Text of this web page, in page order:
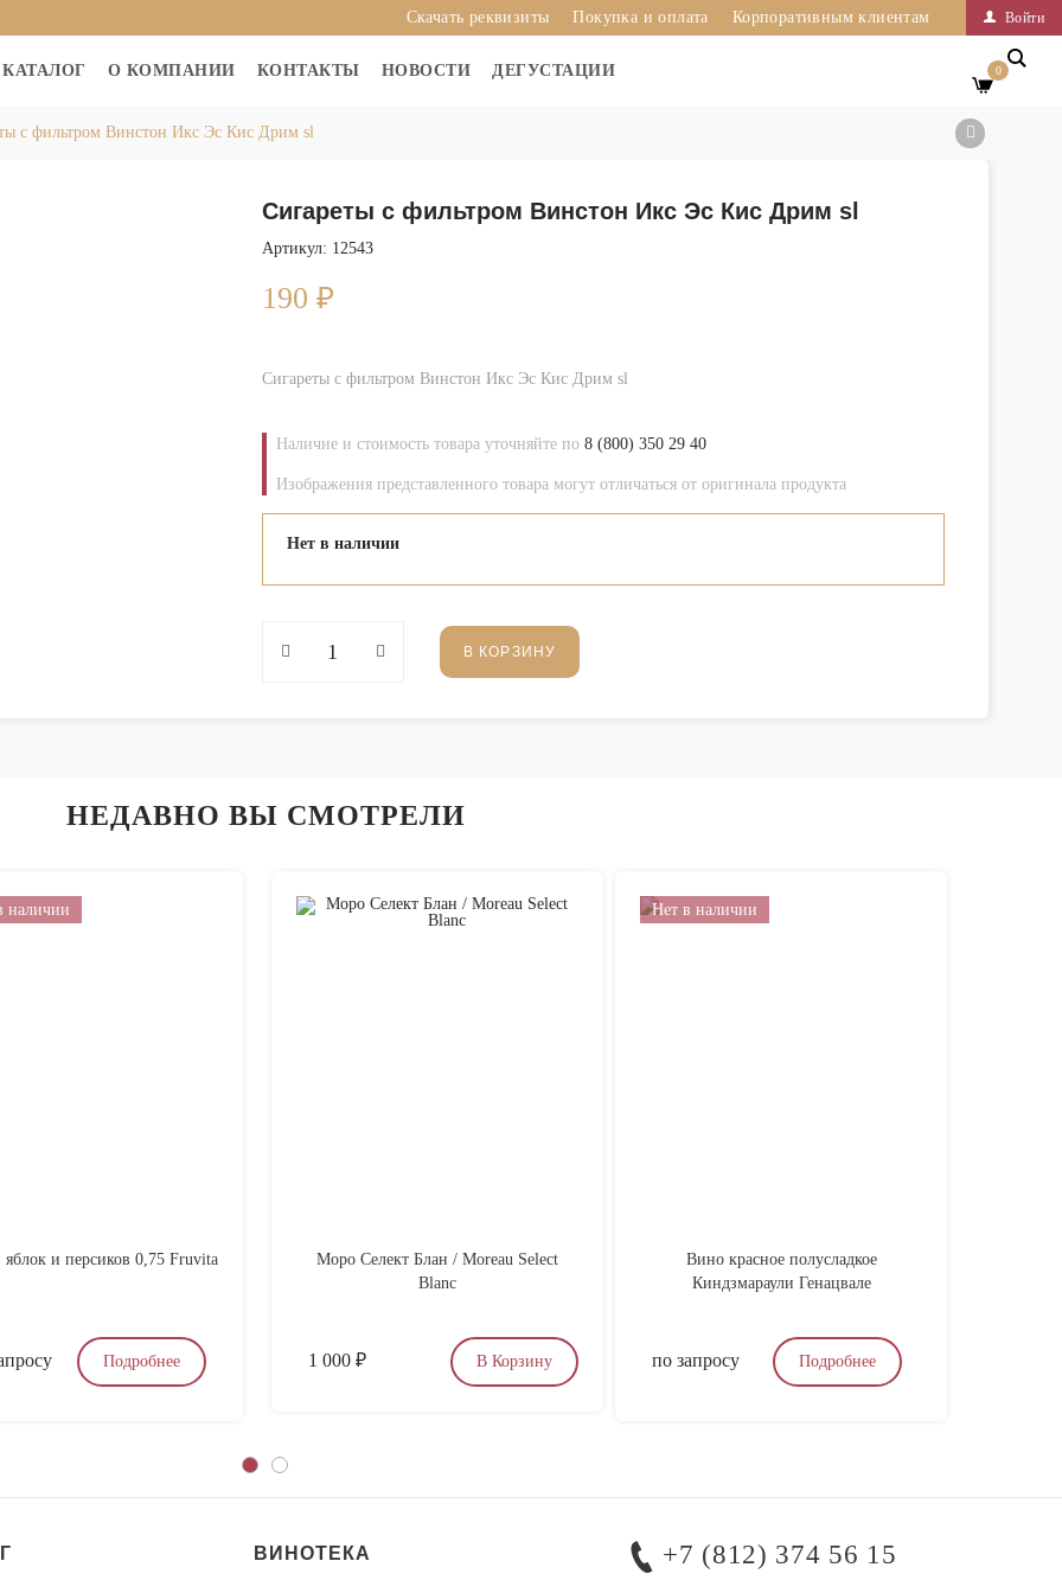
Войти
Скачать реквизиты Покупка и оплата Корпоративным клиентам
КАТАЛОГ О КОМПАНИИ КОНТАКТЫ НОВОСТИ ДЕГУСТАЦИИ 0
с фильтром Винстон Икс Эс Кис Дрим sl
Сигареты с фильтром Винстон Икс Эс Кис Дрим sl
Артикул: 12543
190 ₽
Сигареты с фильтром Винстон Икс Эс Кис Дрим sl
Наличие и стоимость товара уточняйте по 8 (800) 350 29 40
Изображения представленного товара могут отличаться от оригинала продукта
Нет в наличии
В КОРЗИНУ
НЕДАВНО ВЫ СМОТРЕЛИ
наличии
яблок и персиков 0,75 Fruvita
Подробнее
Моро Селект Блан / Moreau Select
Blanc
1 000 ₽ В Корзину
Нет в наличии
Вино красное полусладкое
Киндзмараули Генацвале
по запросу Подробнее
ВИНОТЕКА +7 (812) 374 56 15